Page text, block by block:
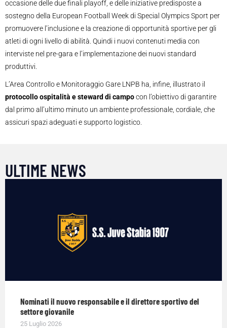
occasione delle due finali playoff, e delle iniziative predisposte a
sostegno della European Football Week di Special Olympics Sport per
promuovere l’inclusione e la creazione di opportunità sportive per gli
atleti di ogni livello di abilità. Quindi i nuovi contenuti media con
interviste nel pre-gara e l’implementazione dei nuovi standard
produttivi.
L’Area Controllo e Monitoraggio Gare LNPB ha, infine, illustrato il
protocollo ospitalità e steward di campocon l’obiettivo di garantire
dal primo all’ultimo minuto un ambiente professionale, cordiale, che
assicuri spazi adeguati e supporto logistico.
ULTIME NEWS
Nominati il nuovo responsabile e il direttore sportivo del
settore giovanile
25 Luglio 2026